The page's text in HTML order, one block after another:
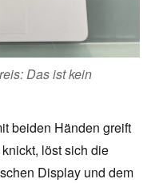
Das ist kein
beiden Händen greift
löst sich die
Display und dem